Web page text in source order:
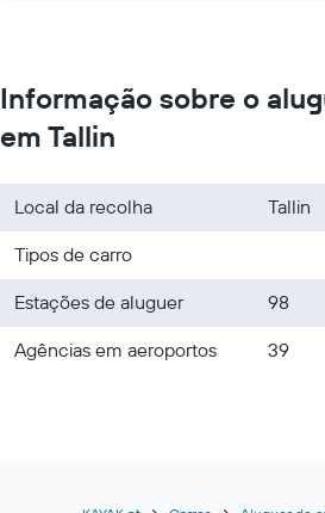
Informação sobre o
em Tallin
Local da recolha
Tallin
Tipos de carro
Estações de aluguer
98
Agências em aeroportos
39